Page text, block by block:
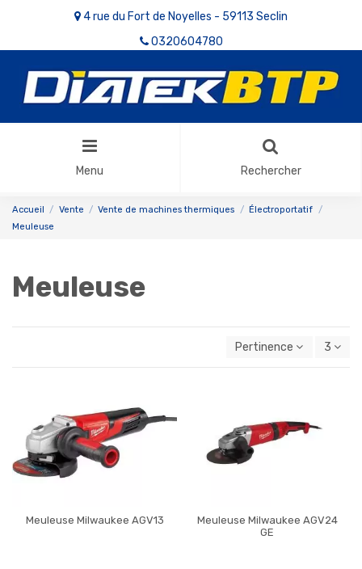
4 rue du Fort de Noyelles - 59113 Seclin
0320604780
Menu Rechercher
Accueil Vente Vente de machines thermiques
Électroportatif
Meuleuse
Meuleuse
Pertinence 3
Meuleuse Milwaukee AGV13
Meuleuse Milwaukee AGV24
GE